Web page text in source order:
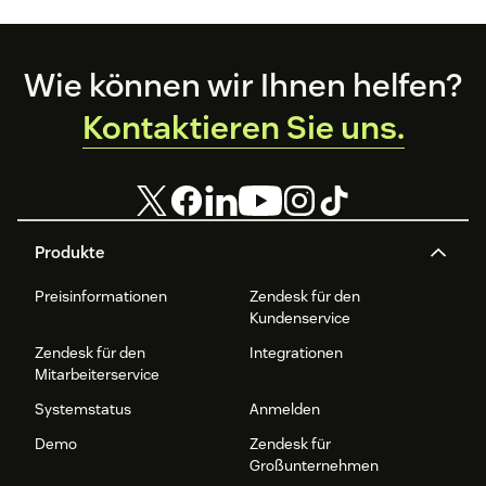
Footer
Produkte
Preisinformationen
Zendesk für den
Kundenservice
Zendesk für den
Mitarbeiterservice
Integrationen
Systemstatus
Anmelden
Demo
Zendesk für
Großunternehmen
Wie können wir Ihnen helfen?
Kontaktieren Sie uns.